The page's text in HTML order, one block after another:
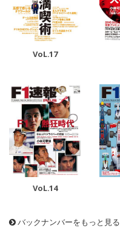
VoL.17
VoL.14
バックナンバーをもっと見る